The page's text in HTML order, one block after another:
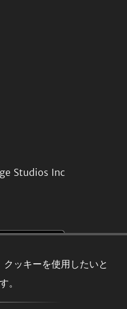
ッキーを使用したいと
。
Studios Inc